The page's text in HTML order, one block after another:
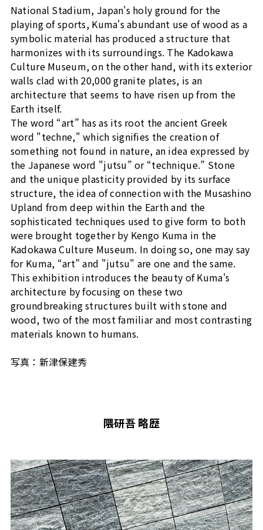
National Stadium, Japan's holy ground for the
playing of sports, Kuma's abundant use of wood as a
symbolic material has produced a structure that
harmonizes with its surroundings. The Kadokawa
Culture Museum, on the other hand, with its exterior
walls clad with 20,000 granite plates, is an
architecture that seems to have risen up from the
Earth itself.
The word “art” has as its root the ancient Greek
word "techne," which signifies the creation of
something not found in nature, an idea expressed by
the Japanese word "jutsu” or “technique.” Stone
and the unique plasticity provided by its surface
structure, the idea of connection with the Musashino
Upland from deep within the Earth and the
sophisticated techniques used to give form to both
were brought together by Kengo Kuma in the
Kadokawa Culture Museum. In doing so, one may say
for Kuma, “art” and "jutsu" are one and the same.
This exhibition introduces the beauty of Kuma's
architecture by focusing on these two
groundbreaking structures built with stone and
wood, two of the most familiar and most contrasting
materials known to humans.
写真：新津保建秀
隈研吾 略歴